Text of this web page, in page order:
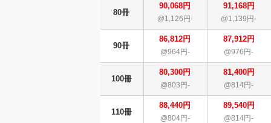
80冊
90,068円
@1,126円-
91,168円
@1,139円-
90冊
86,812円
@964円-
87,912円
@976円-
100冊
80,300円
@803円-
81,400円
@814円-
110冊
88,440円
@804円-
89,540円
@814円-